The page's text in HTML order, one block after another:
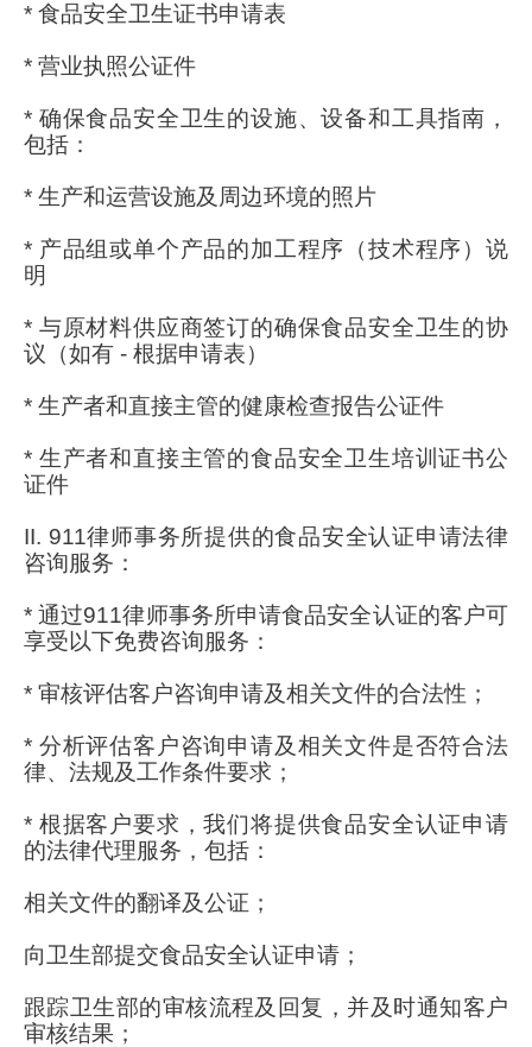
* 食品安全卫生证书申请表
* 营业执照公证件
* 确保食品安全卫生的设施、设备和工具指南，
包括：
* 生产和运营设施及周边环境的照片
* 产品组或单个产品的加工程序（技术程序）说
明
* 与原材料供应商签订的确保食品安全卫生的协
议（如有 - 根据申请表）
* 生产者和直接主管的健康检查报告公证件
* 生产者和直接主管的食品安全卫生培训证书公
证件
II. 911律师事务所提供的食品安全认证申请法律
咨询服务：
* 通过911律师事务所申请食品安全认证的客户可
享受以下免费咨询服务：
* 审核评估客户咨询申请及相关文件的合法性；
* 分析评估客户咨询申请及相关文件是否符合法
律、法规及工作条件要求；
* 根据客户要求，我们将提供食品安全认证申请
的法律代理服务，包括：
相关文件的翻译及公证；
向卫生部提交食品安全认证申请；
跟踪卫生部的审核流程及回复，并及时通知客户
审核结果；